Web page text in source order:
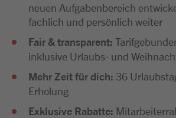
neuen Aufgabenbereich
fachlich und persönlich weiter
Fair & transparent:
inklusive Urlaubs- und
Mehr Zeit für dich: 36
Erholung
Exklusive Rabatte: